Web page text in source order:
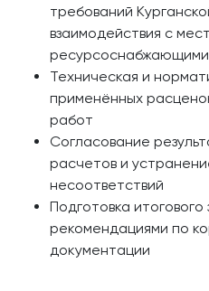
требований
взаимодействия с
ресурсоснабжающими
Техническая и
применённых
работ
Согласование
расчетов и
несоответствий
Подготовка
рекомендациями по
документации